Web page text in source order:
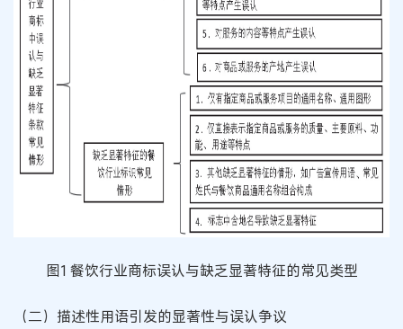
图1 餐饮行业商标误认与缺乏显著特征的常见类型
（二）描述性用语引发的显著性与误认争议